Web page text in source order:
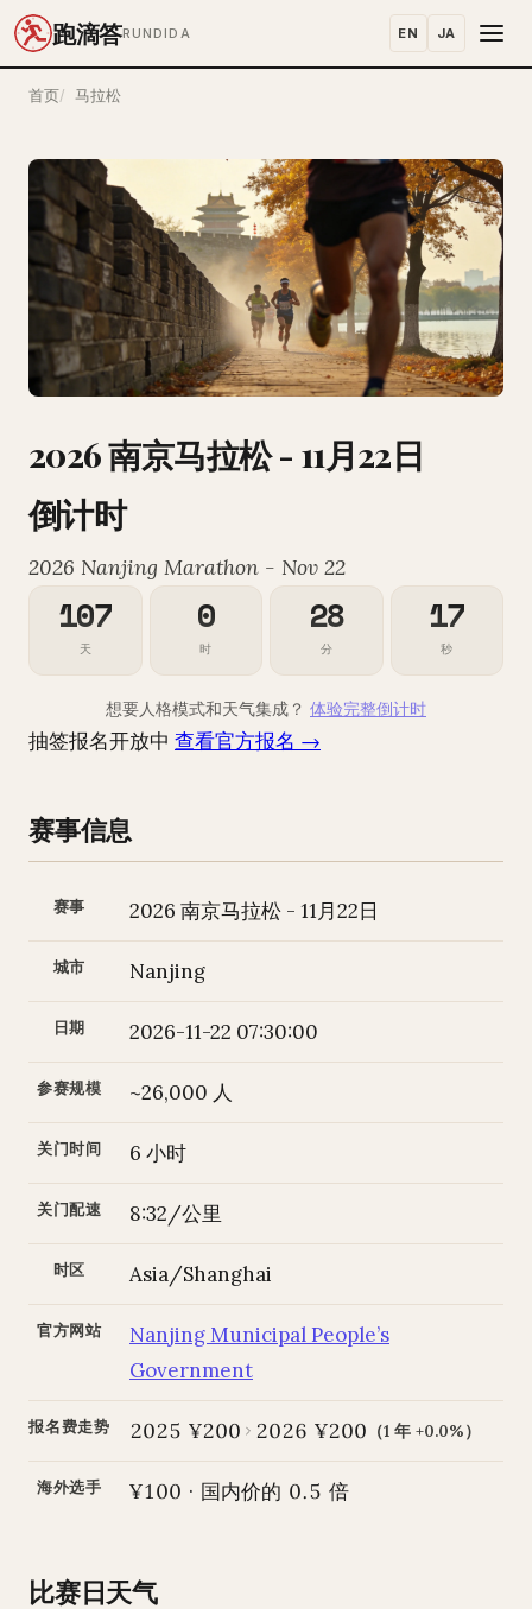
跑滴答RUNDIDA EN JA
首页 马拉松
2026 南京马拉松 - 11月22日
倒计时
2026 Nanjing Marathon - Nov 22
107
天
0
时
28
分
16
秒
想要人格模式和天气集成？ 体验完整倒计时
抽签报名开放中 查看官方报名 →
赛事信息
赛事 2026 南京马拉松 - 11月22日
城市 Nanjing
日期 2026-11-22 07:30:00
参赛规模 ~26,000 人
关门时间 6 小时
关门配速 8:32/公里
时区 Asia/Shanghai
官方网站
Nanjing Municipal People’s
Government
报名费走势 2025 ¥200 2026 ¥200 （1 年 +0.0%）
海外选手 ¥100 · 国内价的 0.5 倍
比赛日天气